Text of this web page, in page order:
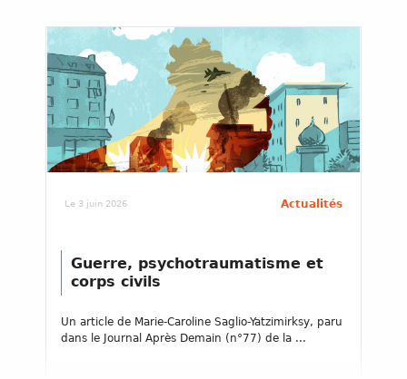
Le 3 juin 2026 Actualités
Guerre, psychotraumatisme et
corps civils
Un article de Marie-Caroline Saglio-Yatzimirksy, paru
dans le Journal Après Demain (n°77) de la ...